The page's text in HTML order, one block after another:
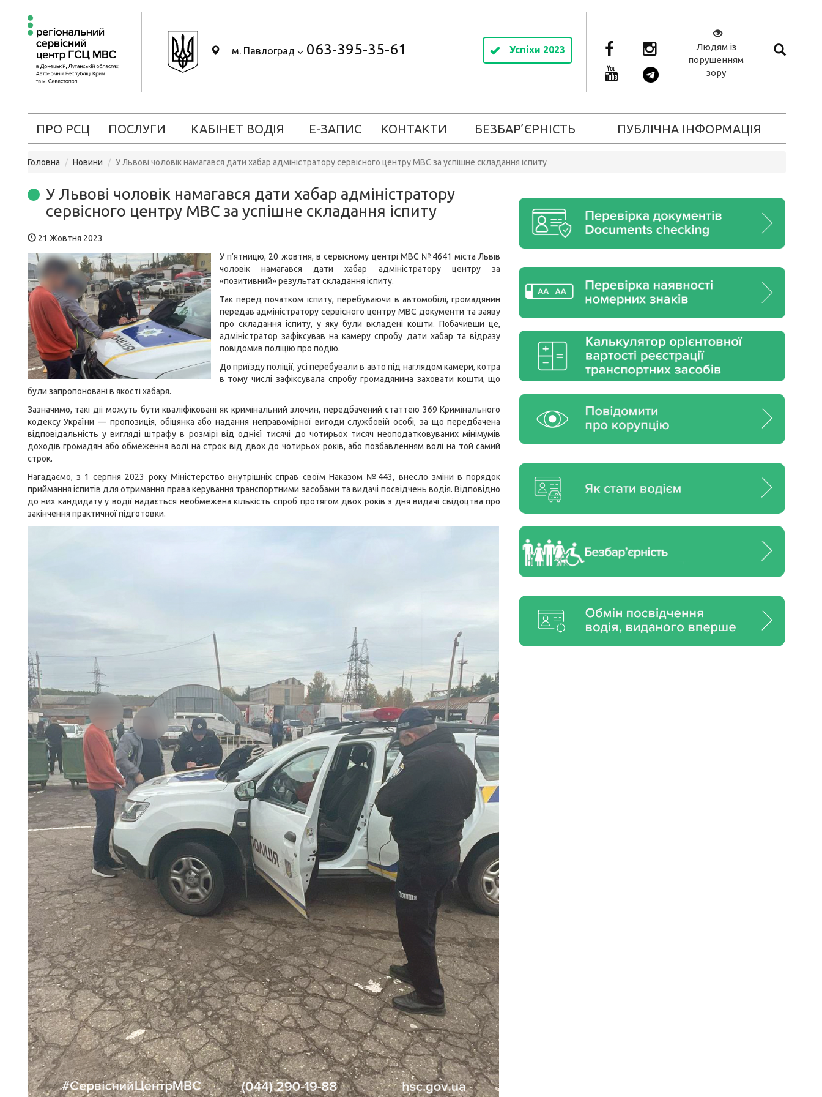
м. Павлоград 063-395-35-61 Успіхи 2023
Людям із
порушенням
зору
ПРО РСЦ ПОСЛУГИ КАБІНЕТ ВОДІЯ Е-ЗАПИС КОНТАКТИ БЕЗБАР’ЄРНІСТЬ ПУБЛІЧНА ІНФОРМАЦІЯ
Головна Новини У Львові чоловік намагався дати хабар адміністратору сервісного центру МВС за успішне складання іспиту
У Львові чоловік намагався дати хабар адміністратору
сервісного центру МВС за успішне складання іспиту
21 Жовтня 2023
У п’ятницю, 20 жовтня, в сервісному центрі МВС №4641 міста Львів
чоловік намагався дати хабар адміністратору центру за
«позитивний» результат складання іспиту.
Так перед початком іспиту, перебуваючи в автомобілі, громадянин
передав адміністратору сервісного центру МВС документи та заяву
про складання іспиту, у яку були вкладені кошти. Побачивши це,
адміністратор зафіксував на камеру спробу дати хабар та відразу
повідомив поліцію про подію.
До приїзду поліції, усі перебували в авто під наглядом камери, котра
в тому числі зафіксувала спробу громадянина заховати кошти, що
були запропоновані в якості хабаря.
Зазначимо, такі дії можуть бути кваліфіковані як кримінальний злочин, передбачений статтею 369 Кримінального
кодексу України — пропозиція, обіцянка або надання неправомірної вигоди службовій особі, за що передбачена
відповідальність у вигляді штрафу в розмірі від однієї тисячі до чотирьох тисяч неоподатковуваних мінімумів
доходів громадян або обмеження волі на строк від двох до чотирьох років, або позбавленням волі на той самий
строк.
Нагадаємо, з 1 серпня 2023 року Міністерство внутрішніх справ своїм Наказом №443, внесло зміни в порядок
приймання іспитів для отримання права керування транспортними засобами та видачі посвідчень водія. Відповідно
до них кандидату у водії надається необмежена кількість спроб протягом двох років з дня видачі свідоцтва про
закінчення практичної підготовки.